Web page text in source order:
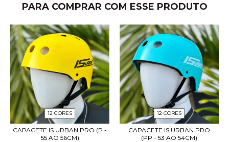
PARA COMPRAR COM ESSE PRODUTO
12 CORES
CAPACETE IS URBAN PRO (P -
55 AO 56CM)
12 CORES
CAPACETE IS URBAN PRO
(PP - 53 AO 54CM)